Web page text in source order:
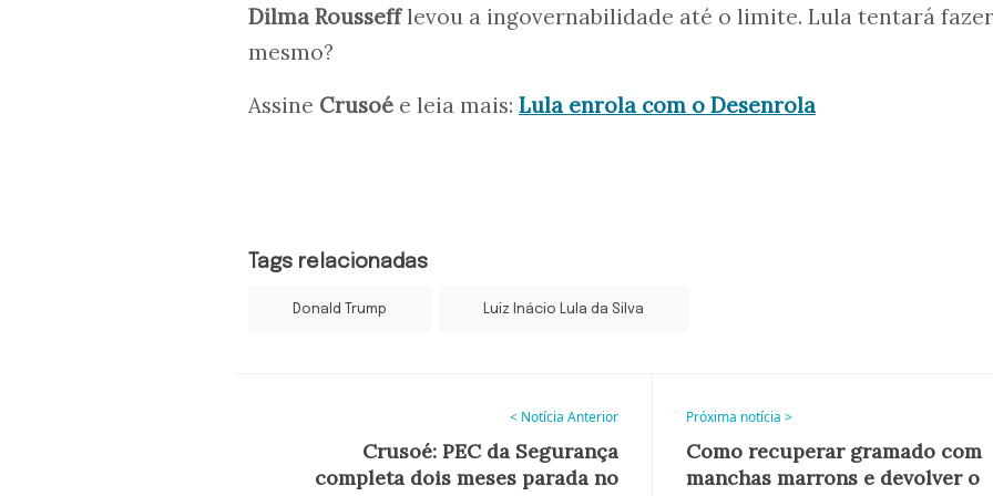
Dilma Roussefflevou a ingovernabilidade até o limite. Lula tentará
mesmo?
Assine Crusoé e leia mais: Lula enrola com o Desenrola
Tags relacionadas
Donald Trump Luiz Inácio Lula da Silva
< Notícia Anterior
Crusoé: PEC da Segurança
completa dois meses parada no
Próxima notícia >
Como recuperar gramado com
manchas marrons e devolver o